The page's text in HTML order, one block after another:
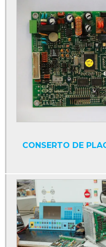
Conserto de placas eletrônicas
Conserto de placas eletrônicas
Conserto de placas eletrônicas sp
Conserto de sensores
Conserto de servomotores
Controlador numérico
Conversor cc cc
Conversor de frequência
Conversor eletrônico de frequência
Conversores de potência
Cpu industrial
CONSERTO DE